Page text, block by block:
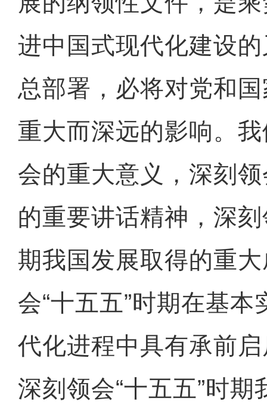
进中国式现代化建设
总部署，必将对党和
重大而深远的影响。
会的重大意义，深刻
的重要讲话精神，深刻
期我国发展取得的重
会“十五五”时期在基
代化进程中具有承前
深刻领会“十五五”时